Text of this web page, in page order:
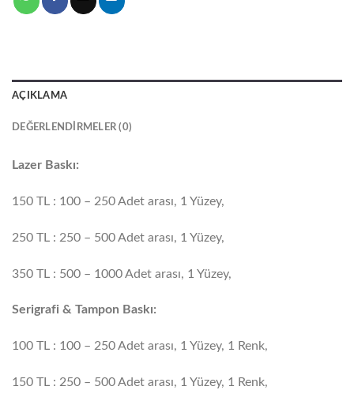
AÇIKLAMA
DEĞERLENDIRMELER (0)
Lazer Baskı:
150 TL : 100 – 250 Adet arası, 1 Yüzey,
250 TL : 250 – 500 Adet arası, 1 Yüzey,
350 TL : 500 – 1000 Adet arası, 1 Yüzey,
Serigrafi & Tampon Baskı:
100 TL : 100 – 250 Adet arası, 1 Yüzey, 1 Renk,
150 TL : 250 – 500 Adet arası, 1 Yüzey, 1 Renk,